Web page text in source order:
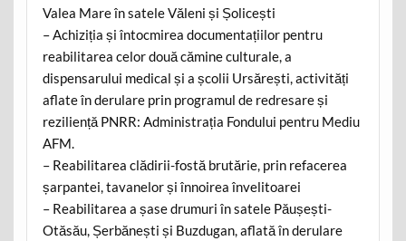
Valea Mare în satele Văleni și Șolicești
– Achiziția și întocmirea documentațiilor pentru
reabilitarea celor două cămine culturale, a
dispensarului medical și a școlii Ursărești, activități
aflate în derulare prin programul de redresare și
reziliență PNRR: Administrația Fondului pentru Mediu
AFM.
– Reabilitarea clădirii-fostă brutărie, prin refacerea
șarpantei, tavanelor și înnoirea învelitoarei
– Reabilitarea a șase drumuri în satele Păușești-
Otăsău, Șerbănești și Buzdugan, aflată în derulare